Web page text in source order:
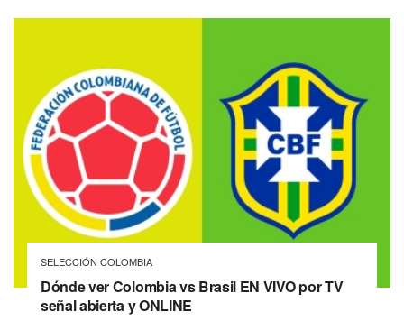
SELECCIÓN COLOMBIA
Dónde ver Colombia vs Brasil EN VIVO por TV
señal abierta y ONLINE